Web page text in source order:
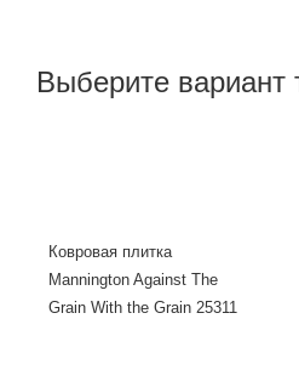
Выберите вариант
Ковровая плитка
Mannington Against The
Grain With the Grain 25311